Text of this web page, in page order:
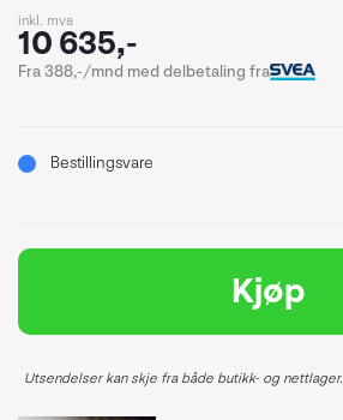
inkl. mva
10 635,-
Fra 388,-/mnd med delbetaling fra
Bestillingsvare
Kjøp
Utsendelser kan skje fra både butikk- og nettlager.